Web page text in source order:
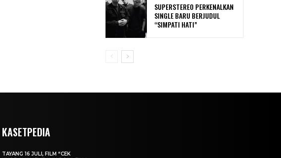
SUPERSTEREO PERKENALKAN
SINGLE BARU BERJUDUL
“SIMPATI HATI”
KASETPEDIA
TAYANG 16 JULI, FILM “CEK